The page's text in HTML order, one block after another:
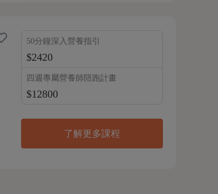
50分鐘深入營養指引
$2420
四週專屬營養師陪跑計畫
$12800
了解更多課程